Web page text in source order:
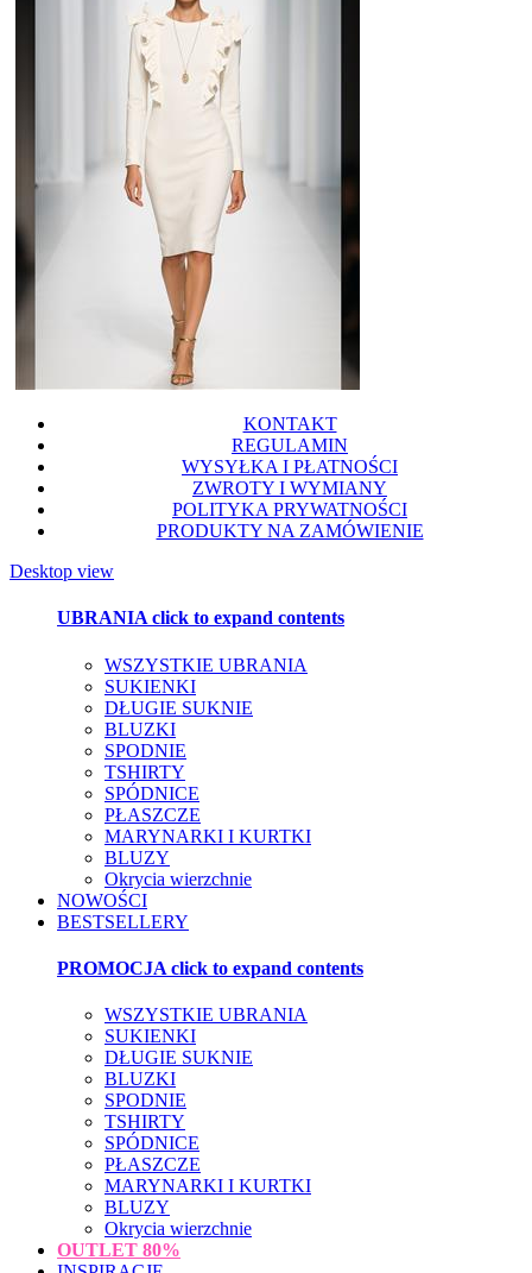
KONTAKT
REGULAMIN
WYSYŁKA I PŁATNOŚCI
ZWROTY I WYMIANY
POLITYKA PRYWATNOŚCI
PRODUKTY NA ZAMÓWIENIE
Desktop view
UBRANIAclick to expand contents
WSZYSTKIE UBRANIA
SUKIENKI
DŁUGIE SUKNIE
BLUZKI
SPODNIE
TSHIRTY
SPÓDNICE
PŁASZCZE
MARYNARKI I KURTKI
BLUZY
Okrycia wierzchnie
NOWOŚCI
BESTSELLERY
PROMOCJA click to expand contents
WSZYSTKIE UBRANIA
SUKIENKI
DŁUGIE SUKNIE
BLUZKI
SPODNIE
TSHIRTY
SPÓDNICE
PŁASZCZE
MARYNARKI I KURTKI
BLUZY
Okrycia wierzchnie
OUTLET 80%